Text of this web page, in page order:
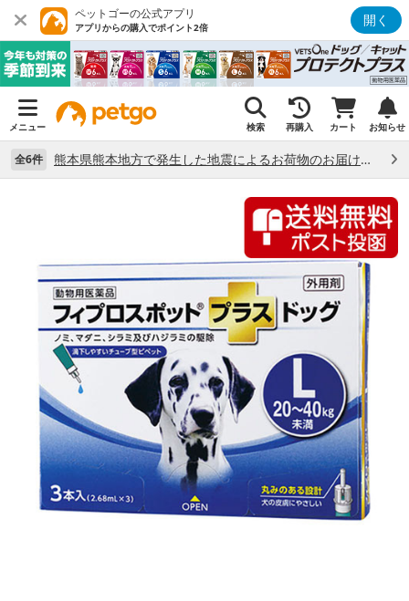
ペットゴーの公式アプリ
アプリからの購入でポイント2倍 開く
メニュー 検索 再購入 カート お知らせ
全6件 熊本県熊本地方で発生した地震によるお荷物のお届け状況について （7/28）